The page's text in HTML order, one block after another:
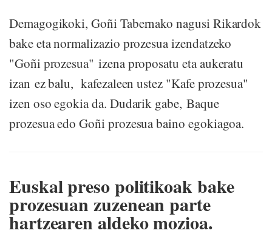
Demagogikoki, Goñi Tabernako nagusi Rikardok
bake eta normalizazio prozesua izendatzeko
"Goñi prozesua" izena proposatu eta aukeratu
izan ez balu, kafezaleen ustez "Kafe prozesua"
izen oso egokia da. Dudarik gabe, Baque
prozesua edo Goñi prozesua baino egokiagoa.
Euskal preso politikoak bake
prozesuan zuzenean parte
hartzearen aldeko mozioa.